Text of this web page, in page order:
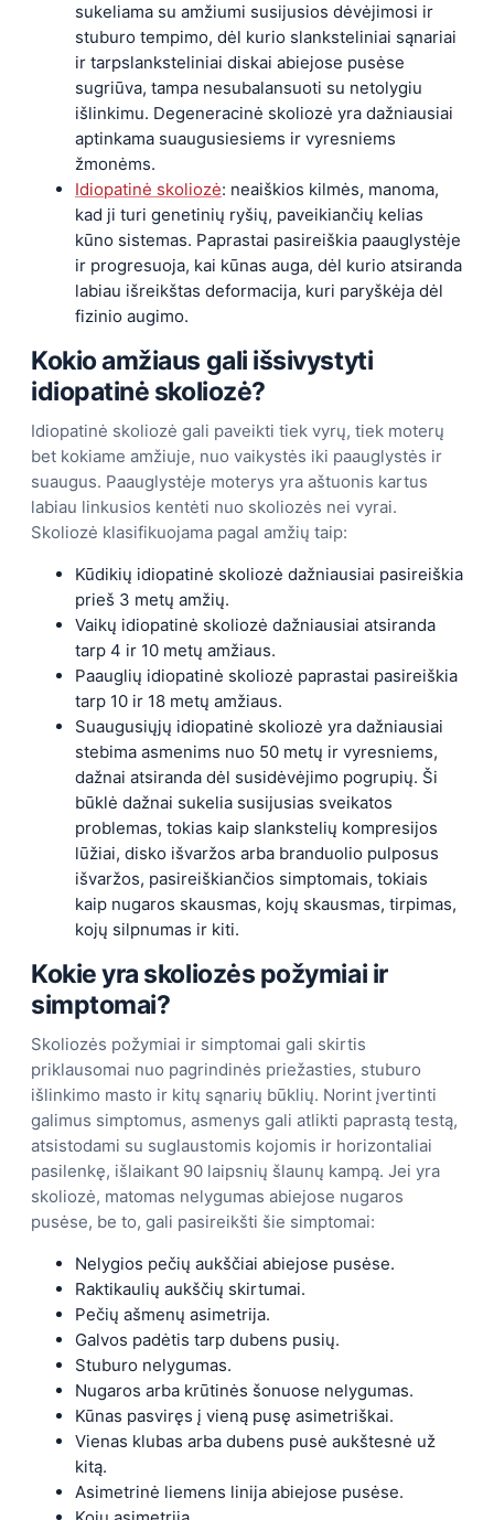
sukeliama su amžiumi susijusios dėvėjimosi ir
stuburo tempimo, dėl kurio slanksteliniai sąnariai
ir tarpslanksteliniai diskai abiejose pusėse
sugriūva, tampa nesubalansuoti su netolygiu
išlinkimu. Degeneracinė skoliozė yra dažniausiai
aptinkama suaugusiesiems ir vyresniems
žmonėms.
Idiopatinė skoliozė: neaiškios kilmės, manoma,
kad ji turi genetinių ryšių, paveikiančių kelias
kūno sistemas. Paprastai pasireiškia paauglystėje
ir progresuoja, kai kūnas auga, dėl kurio atsiranda
labiau išreikštas deformacija, kuri paryškėja dėl
fizinio augimo.
Kokio amžiaus gali išsivystyti
idiopatinė skoliozė?
Idiopatinė skoliozė gali paveikti tiek vyrų, tiek moterų
bet kokiame amžiuje, nuo vaikystės iki paauglystės ir
suaugus. Paauglystėje moterys yra aštuonis kartus
labiau linkusios kentėti nuo skoliozės nei vyrai.
Skoliozė klasifikuojama pagal amžių taip:
Kūdikių idiopatinė skoliozė dažniausiai pasireiškia
prieš 3 metų amžių.
Vaikų idiopatinė skoliozė dažniausiai atsiranda
tarp 4 ir 10 metų amžiaus.
Paauglių idiopatinė skoliozė paprastai pasireiškia
tarp 10 ir 18 metų amžiaus.
Suaugusiųjų idiopatinė skoliozė yra dažniausiai
stebima asmenims nuo 50 metų ir vyresniems,
dažnai atsiranda dėl susidėvėjimo pogrupių. Ši
būklė dažnai sukelia susijusias sveikatos
problemas, tokias kaip slankstelių kompresijos
lūžiai, disko išvaržos arba branduolio pulposus
išvaržos, pasireiškiančios simptomais, tokiais
kaip nugaros skausmas, kojų skausmas, tirpimas,
kojų silpnumas ir kiti.
Kokie yra skoliozės požymiai ir
simptomai?
Skoliozės požymiai ir simptomai gali skirtis
priklausomai nuo pagrindinės priežasties, stuburo
išlinkimo masto ir kitų sąnarių būklių. Norint įvertinti
galimus simptomus, asmenys gali atlikti paprastą testą,
atsistodami su suglaustomis kojomis ir horizontaliai
pasilenkę, išlaikant 90 laipsnių šlaunų kampą. Jei yra
skoliozė, matomas nelygumas abiejose nugaros
pusėse, be to, gali pasireikšti šie simptomai:
Nelygios pečių aukščiai abiejose pusėse.
Raktikaulių aukščių skirtumai.
Pečių ašmenų asimetrija.
Galvos padėtis tarp dubens pusių.
Stuburo nelygumas.
Nugaros arba krūtinės šonuose nelygumas.
Kūnas pasviręs į vieną pusę asimetriškai.
Vienas klubas arba dubens pusė aukštesnė už
kitą.
Asimetrinė liemens linija abiejose pusėse.